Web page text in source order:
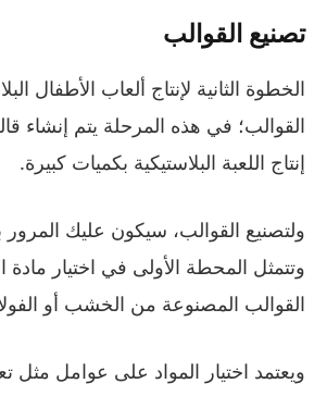
تصنيع القوالب
الخطوة الثانية لإنتاج ألعاب الأطفال
القوالب؛ في هذه المرحلة يتم إنشاء
إنتاج اللعبة البلاستيكية بكميات كبيرة.
ولتصنيع القوالب، سيكون عليك
وتتمثل المحطة الأولى في اختيار مادة
القوالب المصنوعة من الخشب أو
ويعتمد اختيار المواد على عوامل مثل